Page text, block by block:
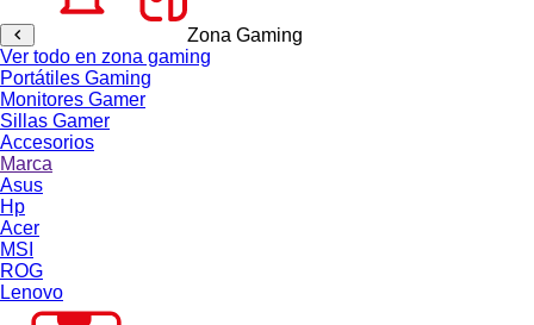
Zona Gaming
Ver todo en zona gaming
Portátiles Gaming
Monitores Gamer
Sillas Gamer
Accesorios
Marca
Asus
Hp
Acer
MSI
ROG
Lenovo